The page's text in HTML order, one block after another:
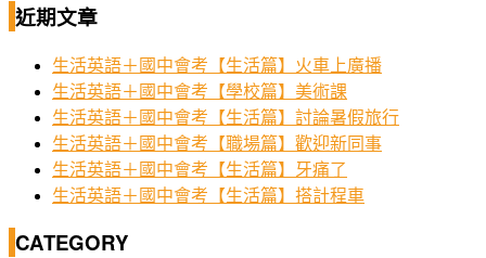
近期文章
生活英語＋國中會考【生活篇】火車上廣播
生活英語＋國中會考【學校篇】美術課
生活英語＋國中會考【生活篇】討論暑假旅行
生活英語＋國中會考【職場篇】歡迎新同事
生活英語＋國中會考【生活篇】牙痛了
生活英語＋國中會考【生活篇】搭計程車
CATEGORY